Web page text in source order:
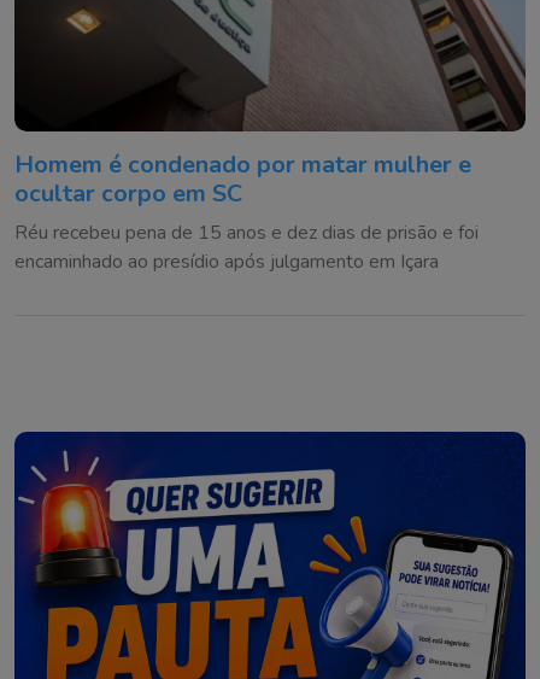
Homem é condenado por matar mulher e
ocultar corpo em SC
Réu recebeu pena de 15 anos e dez dias de prisão e foi
encaminhado ao presídio após julgamento em Içara